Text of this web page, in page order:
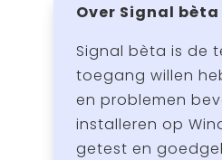
Over Signal
Signal bèta is de
toegang willen
en problemen
installeren op
getest en